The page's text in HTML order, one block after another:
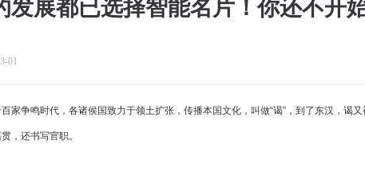
发展都已选择智能名片！你还不开
01
家争鸣时代，各诸侯国致力于领土扩张，传播本国文化，叫做“谒”，到了东汉，谒
，还书写官职。